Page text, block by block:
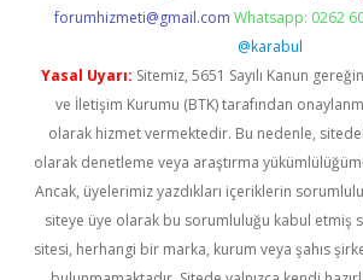
forumhizmeti@gmail.com Whatsapp: 0262
@karabul
Yasal Uyarı: Sitemiz, 5651 Sayılı Kanun
ve İletişim Kurumu (BTK) tarafından
olarak hizmet vermektedir. Bu nedenle,
olarak denetleme veya araştırma
Ancak, üyelerimiz yazdıkları içeriklerin
siteye üye olarak bu sorumluluğu kabul etmiş
sitesi, herhangi bir marka, kurum veya şahıs